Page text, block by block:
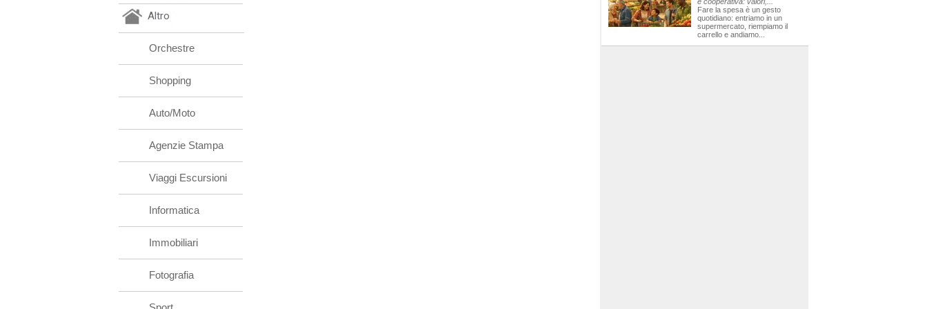
Altro
Orchestre
Shopping
Auto/Moto
Agenzie Stampa
Viaggi Escursioni
Informatica
Immobiliari
Fotografia
Fare la spesa è un gesto
quotidiano: entriamo in un
supermercato, riempiamo il
carrello e andiamo...